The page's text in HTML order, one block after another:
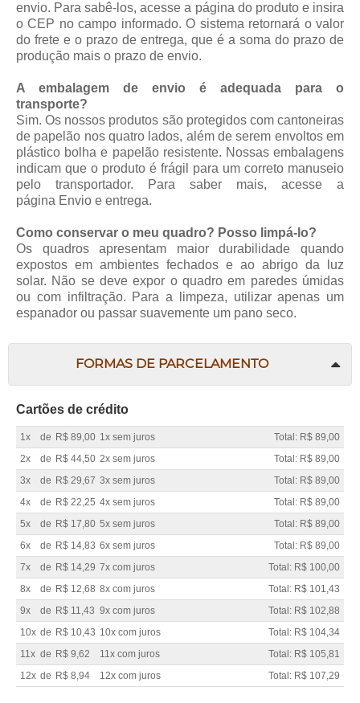
envio. Para sabê-los, acesse a página do produto e insira
o CEP no campo informado. O sistema retornará o valor
do frete e o prazo de entrega, que é a soma do prazo de
produção mais o prazo de envio.
A embalagem de envio é adequada para o
transporte?
Sim. Os nossos produtos são protegidos com cantoneiras
de papelão nos quatro lados, além de serem envoltos em
plástico bolha e papelão resistente. Nossas embalagens
indicam que o produto é frágil para um correto manuseio
pelo transportador. Para saber mais, acesse a
página Envio e entrega.
Como conservar o meu quadro? Posso limpá-lo?
Os quadros apresentam maior durabilidade quando
expostos em ambientes fechados e ao abrigo da luz
solar. Não se deve expor o quadro em paredes úmidas
ou com infiltração. Para a limpeza, utilizar apenas um
espanador ou passar suavemente um pano seco.
FORMAS DE PARCELAMENTO
Cartões de crédito
1x de R$ 89,00 1x sem juros
Total: R$ 89,00
2x
de R$ 44,50 2x sem juros
Total: R$ 89,00
3x
de R$ 29,67 3x sem juros
Total: R$ 89,00
4x
de R$ 22,25 4x sem juros
Total: R$ 89,00
5x
de R$ 17,80 5x sem juros
Total: R$ 89,00
6x
de R$ 14,83 6x sem juros
Total: R$ 89,00
7x
de R$ 14,29 7x com juros
Total: R$ 100,00
8x
de R$ 12,68 8x com juros
Total: R$ 101,43
9x
de R$ 11,43 9x com juros
Total: R$ 102,88
10x de R$ 10,43 10x com juros
Total: R$ 104,34
11x de R$ 9,62 11x com juros
Total: R$ 105,81
12x de R$ 8,94 12x com juros Total: R$ 107,29